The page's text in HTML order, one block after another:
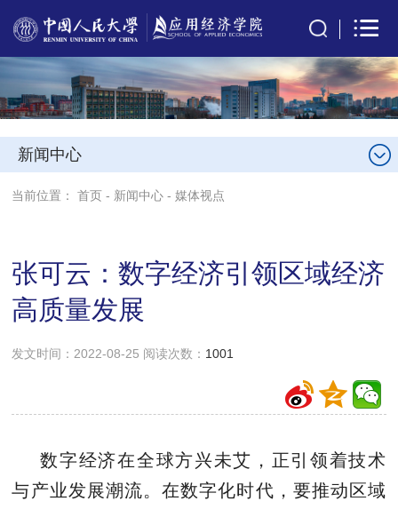
新闻中心
当前位置：首页 - 新闻中心 -媒体视点
张可云：数字经济引领区域经济
高质量发展
发文时间：2022-08-25 阅读次数： 1001
数字经济在全球方兴未艾，正引领着技术
与产业发展潮流。在数字化时代，要推动区域